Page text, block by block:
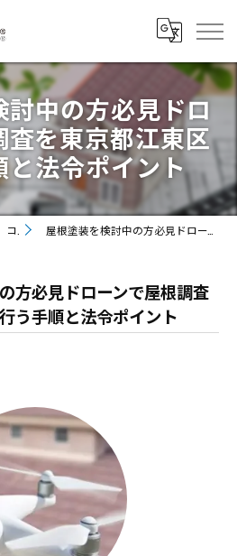
討中の方必見ドロ
査を東京都江東区
と法令ポイント
コラム 屋根塗装を検討中の方必見ドローンで屋根調査を東京都江東区で行う手順と法令ポイント
方必見ドローンで屋根調査
う手順と法令ポイント